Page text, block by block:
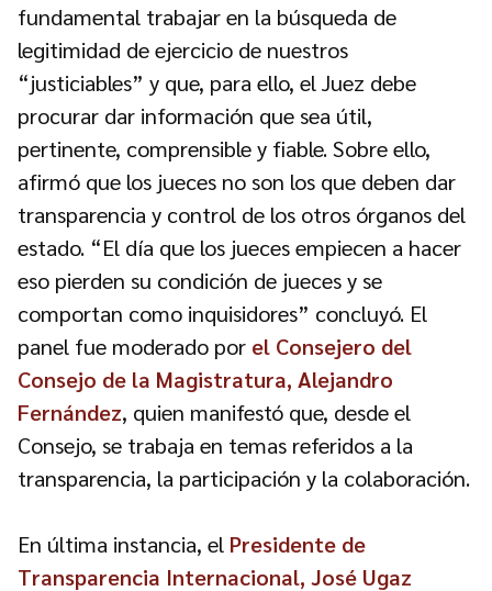
fundamental trabajar en la búsqueda de
legitimidad de ejercicio de nuestros
“justiciables” y que, para ello, el Juez debe
procurar dar información que sea útil,
pertinente, comprensible y fiable. Sobre ello,
afirmó que los jueces no son los que deben dar
transparencia y control de los otros órganos del
estado. “El día que los jueces empiecen a hacer
eso pierden su condición de jueces y se
comportan como inquisidores” concluyó. El
panel fue moderado por el Consejero del
Consejo de la Magistratura, Alejandro
Fernández, quien manifestó que, desde el
Consejo, se trabaja en temas referidos a la
transparencia, la participación y la colaboración.
En última instancia, el Presidente de
Transparencia Internacional, José Ugaz